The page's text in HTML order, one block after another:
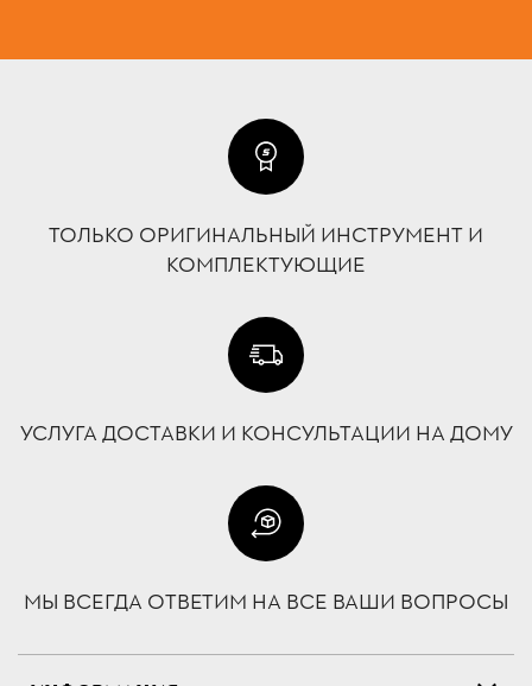
ТОЛЬКО ОРИГИНАЛЬНЫЙ ИНСТРУМЕНТ И
КОМПЛЕКТУЮЩИЕ
УСЛУГА ДОСТАВКИ И КОНСУЛЬТАЦИИ НА ДОМУ
МЫ ВСЕГДА ОТВЕТИМ НА ВСЕ ВАШИ ВОПРОСЫ